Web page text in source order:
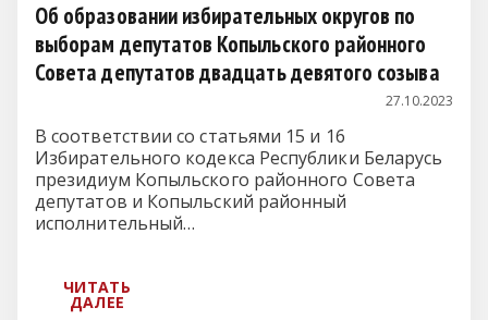
Об образовании избирательных округов по
выборам депутатов Копыльского районного
Совета депутатов двадцать девятого созыва
27.10.2023
В соответствии со статьями 15 и 16
Избирательного кодекса Республики Беларусь
президиум Копыльского районного Совета
депутатов и Копыльский районный
исполнительный…